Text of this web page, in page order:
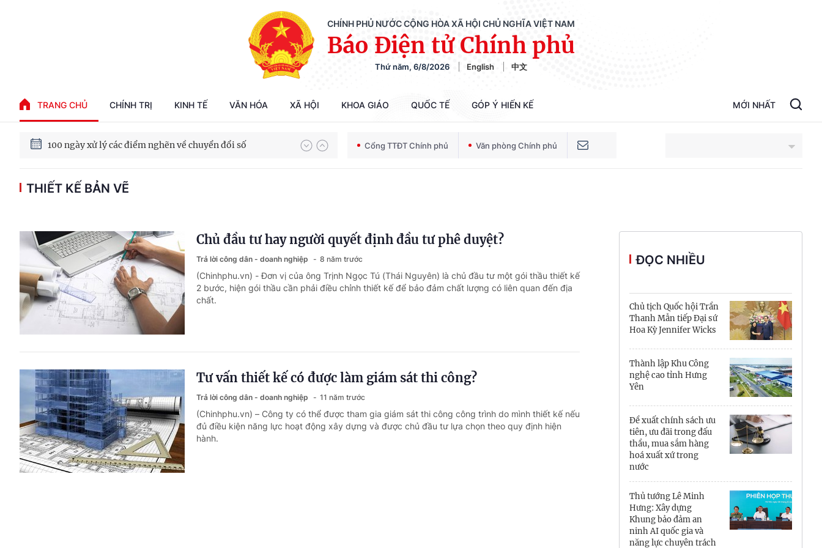
CHÍNH PHỦ NƯỚC CỘNG HÒA XÃ HỘI CHỦ NGHĨA VIỆT NAM
Báo Điện tử Chính phủ
Thứ năm, 6/8/2026 English 中文
TRANG CHỦ CHÍNH TRỊ KINH TẾ VĂN HÓA XÃ HỘI KHOA GIÁO QUỐC TẾ GÓP Ý HIẾN KẾ MỚI NHẤT
Chiến dịch 500 ngày đêm tìm kiếm, quy tập và xác định danh tính hài cốt liệt sĩ
100 ngày xử lý các điểm nghẽn về chuyển đổi số
Phát triển nhà ở cho thuê - Trụ cột chiến lược, lâu dài
Chiến dịch 500 ngày đêm tìm kiếm, quy tập và xác định danh tính hài cốt liệt sĩ
Cổng TTĐT Chính phủ Văn phòng Chính phủ
Cần Thơ
Điện Biên
Đắk Lắk
Đồng Nai
Đồng Tháp
Gia Lai
Hà Nội
Hồ Chí Minh
Hà Tĩnh
THIẾT KẾ BẢN VẼ
Chủ đầu tư hay người quyết định đầu tư phê duyệt?
Trả lời công dân - doanh nghiệp 8 năm trước
(Chinhphu.vn) - Đơn vị của ông Trịnh Ngọc Tú (Thái Nguyên) là chủ đầu tư một gói thầu thiết kế
2 bước, hiện gói thầu cần phải điều chỉnh thiết kế để bảo đảm chất lượng có liên quan đến địa
chất.
Tư vấn thiết kế có được làm giám sát thi công?
Trả lời công dân - doanh nghiệp 11 năm trước
(Chinhphu.vn) – Công ty có thể được tham gia giám sát thi công công trình do mình thiết kế nếu
đủ điều kiện năng lực hoạt động xây dựng và được chủ đầu tư lựa chọn theo quy định hiện
hành.
ĐỌC NHIỀU
Chủ tịch Quốc hội Trần
Thanh Mẫn tiếp Đại sứ
Hoa Kỳ Jennifer Wicks
Thành lập Khu Công
nghệ cao tỉnh Hưng
Yên
Đề xuất chính sách ưu
tiên, ưu đãi trong đấu
thầu, mua sắm hàng
hoá xuất xứ trong
nước
Thủ tướng Lê Minh
Hưng: Xây dựng
Khung bảo đảm an
ninh AI quốc gia và
năng lực chuyên trách